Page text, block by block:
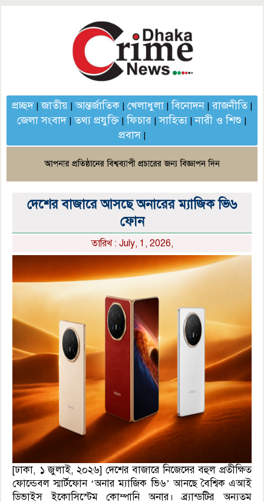
প্রচ্ছদ|জাতীয়|আন্তর্জাতিক| খেলাধুলা|বিনোদন|রাজনীতি|
জেলা সংবাদ|তথ্য প্রযুক্তি |ফিচার |সাহিত্য|নারী ও শিশু |
প্রবাস|
দেশের বাজারে আসছে অনারের ম্যাজিক ভি৬
ফোন
তারিখ : July, 1, 2026,
[ঢাকা, ১ জুলাই, ২০২৬] দেশের বাজারে নিজেদের বহুল প্রতীক্ষিত
ফোল্ডেবল স্মার্টফোন ‘অনার ম্যাজিক ভি৬’ আনছে বৈশ্বিক এআই
ডিভাইস ইকোসিস্টেম কোম্পানি অনার। ব্র্যান্ডটির অন্যতম